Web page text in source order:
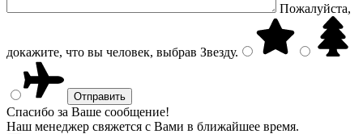
Пожалуйста,
докажите, что вы человек, выбрав Звезду.
Спасибо за Ваше сообщение!
Наш менеджер свяжется с Вами в ближайшее время.